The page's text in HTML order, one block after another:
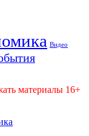
Видео
материалы 16+